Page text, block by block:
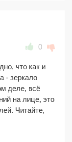
0
что как и
- зеркало
деле, всё
на лице, это
Читайте,